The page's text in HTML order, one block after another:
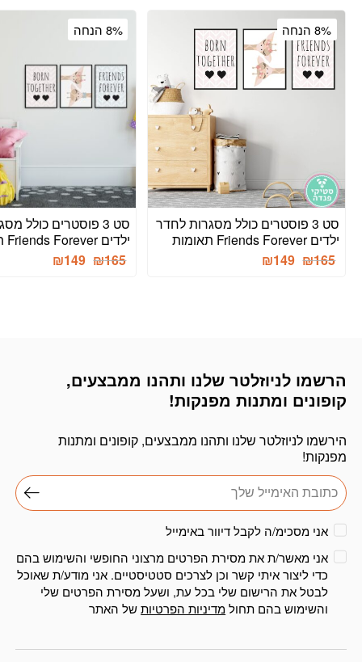
8% הנחה
סט 3 פוסטרים כולל מסגרות לחדר
ילדים Friends Forever תאומות
המחיר
₪165
המחיר
₪149
8% הנחה
סט 3 פוסטרים כולל
ילדים Friends Forever תאומיקס
המחיר
₪165
המחיר
₪149
הרשמו לניוזלטר שלנו ותהנו ממבצעים,
קופונים ומתנות מפנקות!
הירשמו לניוזלטר שלנו ותהנו ממבצעים, קופונים ומתנות
מפנקות!
דוא׳׳ל
אני מסכימ/ה לקבל דיוור באימייל
אני מאשר/ת את מסירת הפרטים מרצוני החופשי והשימוש בהם
כדי ליצור איתי קשר וכן לצרכים סטטיסטיים. אני מודע/ת שאוכל
לבטל את הרישום שלי בכל עת, ושעל מסירת הפרטים שלי
והשימוש בהם תחולמדיניות הפרטיותשל האתר